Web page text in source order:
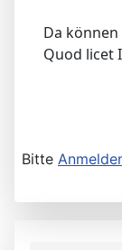
Da
Quod licet
Bitte